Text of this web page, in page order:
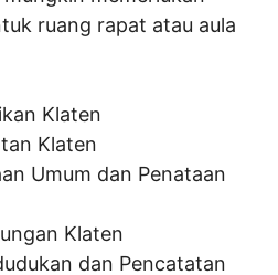
ruang rapat atau aula
Klaten
Klaten
Umum dan Penataan
Klaten
dan Pencatatan